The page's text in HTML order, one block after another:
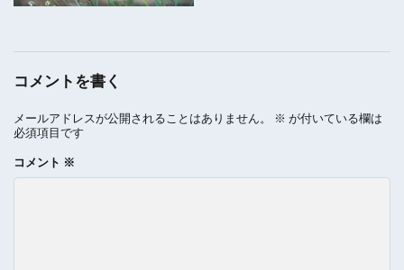
コメントを書く
メールアドレスが公開されることはありません。 ※ が付いている欄は
必須項目です
コメント ※